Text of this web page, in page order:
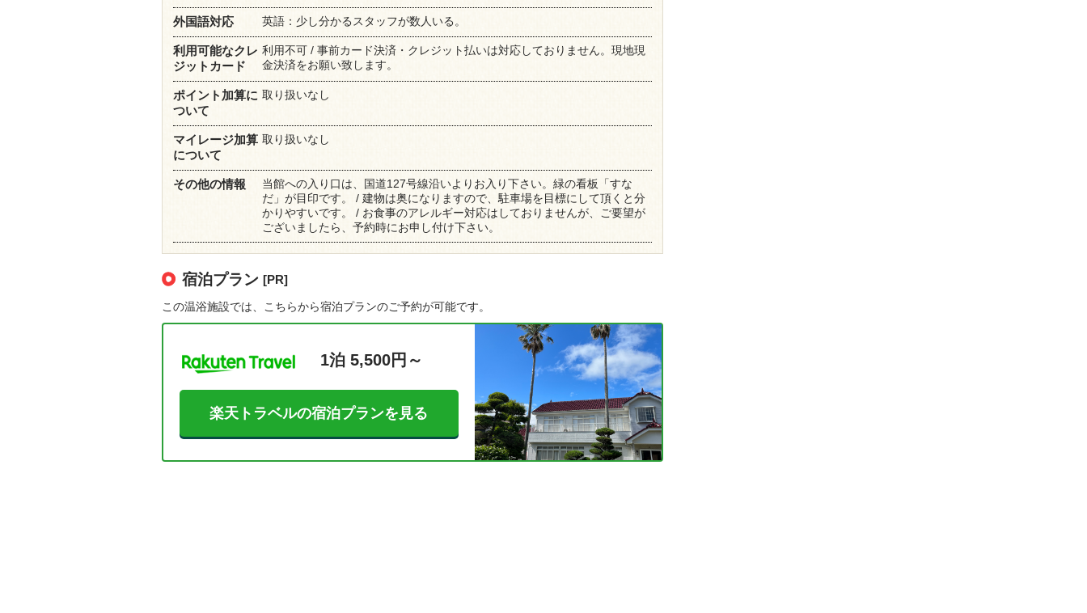
外国語対応 英語：少し分かるスタッフが数人いる。
利用可能なクレ
ジットカード
利用不可 / 事前カード決済・クレジット払いは対応しておりません。現地現
金決済をお願い致します。
ポイント加算に
ついて
取り扱いなし
マイレージ加算
について
取り扱いなし
その他の情報
当館への入り口は、国道127号線沿いよりお入り下さい。緑の看板「すな
だ」が目印です。 / 建物は奥になりますので、駐車場を目標にして頂くと分
かりやすいです。 / お食事のアレルギー対応はしておりませんが、ご要望が
ございましたら、予約時にお申し付け下さい。
宿泊プラン [PR]
この温浴施設では、こちらから宿泊プランのご予約が可能です。
1泊 5,500円～
楽天トラベルの宿泊プランを見る